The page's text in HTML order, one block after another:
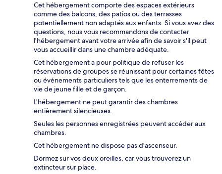
Cet hébergement comporte des espaces extérieurs
comme des balcons, des patios ou des terrasses
potentiellement non adaptés aux enfants. Si vous avez des
questions, nous vous recommandons de contacter
l'hébergement avant votre arrivée afin de savoir s'il peut
vous accueillir dans une chambre adéquate.
Cet hébergement a pour politique de refuser les
réservations de groupes se réunissant pour certaines fêtes
ou événements particuliers tels que les enterrements de
vie de jeune fille et de garçon.
L'hébergement ne peut garantir des chambres
entièrement silencieuses.
Seules les personnes enregistrées peuvent accéder aux
chambres.
Cet hébergement ne dispose pas d'ascenseur.
Dormez sur vos deux oreilles, car vous trouverez un
extincteur sur place.